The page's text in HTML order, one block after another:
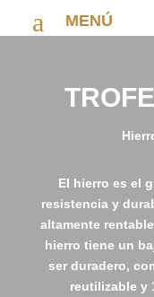
a MENÚ
El hierro es el
resistencia y
altamente
hierro tiene un
ser duradero,
reutilizable y